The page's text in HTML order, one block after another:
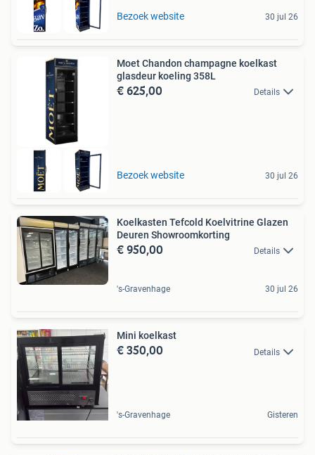
Bezoek website 30 jul 26
Moet Chandon champagne koelkast
glasdeur koeling 358L
€ 625,00 Details
Bezoek website 30 jul 26
Koelkasten Tefcold Koelvitrine Glazen
Deuren Showroomkorting
€ 950,00 Details
's-Gravenhage 30 jul 26
Mini koelkast
€ 350,00 Details
's-Gravenhage Gisteren